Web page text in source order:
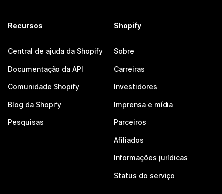
Recursos
Central de ajuda da Shopify
Documentação da API
Comunidade Shopify
Blog da Shopify
Pesquisas
Shopify
Sobre
Carreiras
Investidores
Imprensa e mídia
Parceiros
Afiliados
Informações jurídicas
Status do serviço